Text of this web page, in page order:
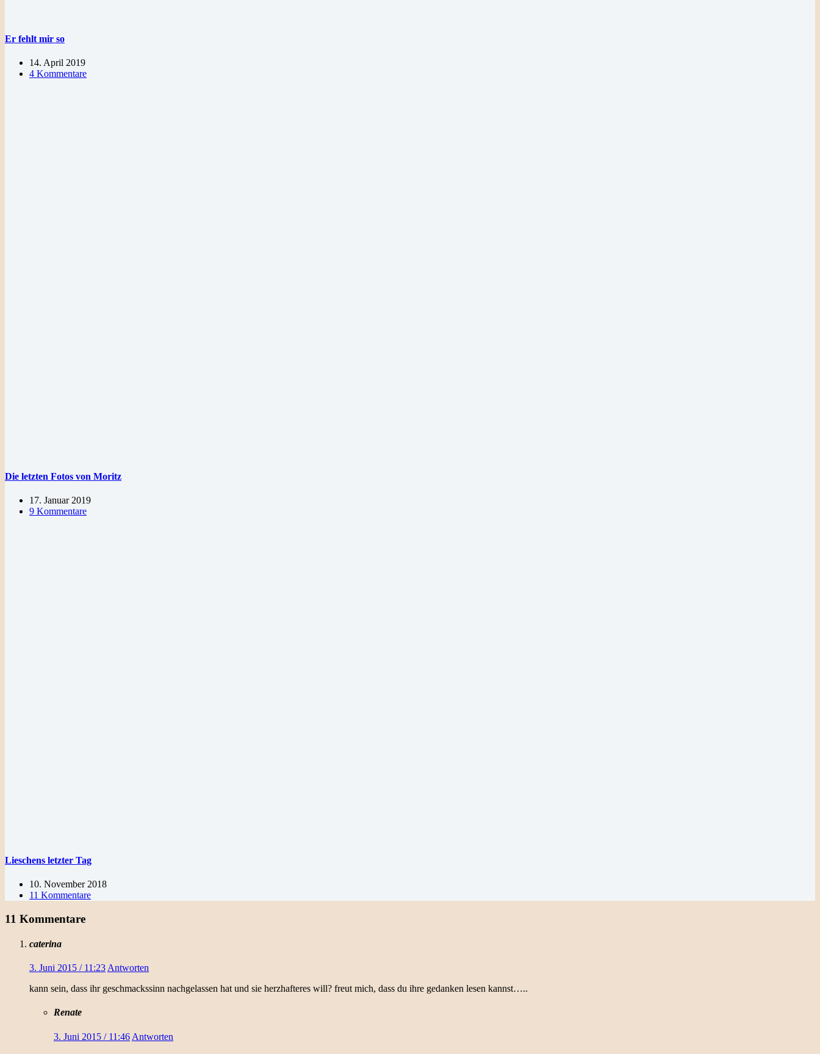
Er fehlt mir so
14. April 2019
4 Kommentare
Die letzten Fotos von Moritz
17. Januar 2019
9 Kommentare
Lieschens letzter Tag
10. November 2018
11 Kommentare
11 Kommentare
caterina
3. Juni 2015 / 11:23 Antworten
kann sein, dass ihr geschmackssinn nachgelassen hat und sie herzhafteres will? freut mich, dass du ihre gedanken lesen kannst…..
Renate
3. Juni 2015 / 11:46 Antworten